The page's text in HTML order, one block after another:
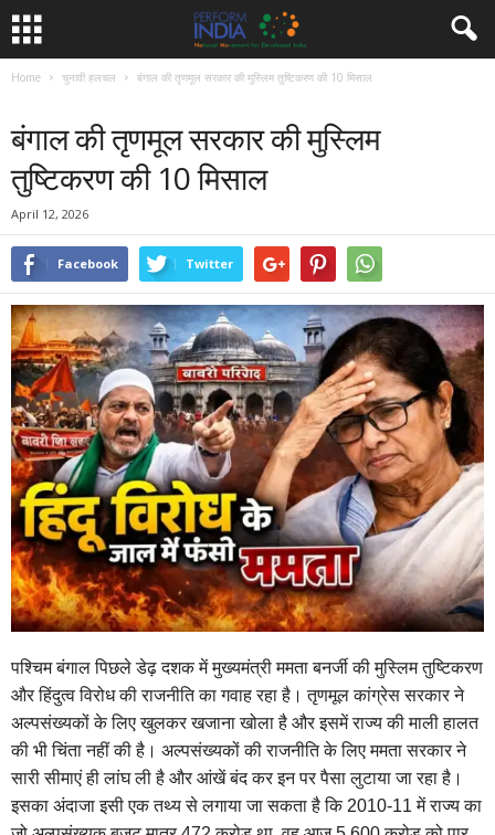
Home चुनावी हलचल बंगाल की तृणमूल सरकार की मुस्लिम तुष्टिकरण की 10 मिसाल
बंगाल की तृणमूल सरकार की मुस्लिम
तुष्टिकरण की 10 मिसाल
April 12, 2026
Facebook Twitter
पश्चिम बंगाल पिछले डेढ़ दशक में मुख्यमंत्री ममता बनर्जी की मुस्लिम तुष्टिकरण
और हिंदुत्व विरोध की राजनीति का गवाह रहा है। तृणमूल कांग्रेस सरकार ने
अल्पसंख्यकों के लिए खुलकर खजाना खोला है और इसमें राज्य की माली हालत
की भी चिंता नहीं की है। अल्पसंख्यकों की राजनीति के लिए ममता सरकार ने
सारी सीमाएं ही लांघ ली है और आंखें बंद कर इन पर पैसा लुटाया जा रहा है।
इसका अंदाजा इसी एक तथ्य से लगाया जा सकता है कि 2010-11 में राज्य का